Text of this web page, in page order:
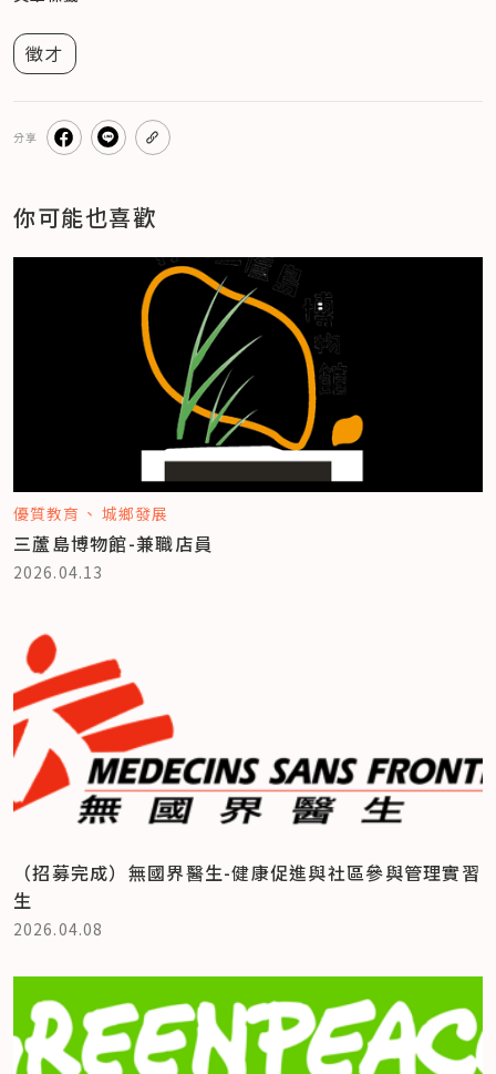
徵才
分享
你可能也喜歡
優質教育 城鄉發展
三蘆島博物館-兼職店員
2026.04.13
（招募完成）無國界醫生-健康促進與社區參與管理實習
生
2026.04.08